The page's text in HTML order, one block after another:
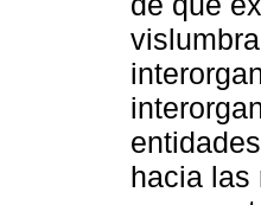
hacia las